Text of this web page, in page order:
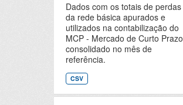
Dados com os totais de perdas
da rede básica apurados e
utilizados na contabilização do
MCP - Mercado de Curto Prazo
consolidado no mês de
referência.
CSV